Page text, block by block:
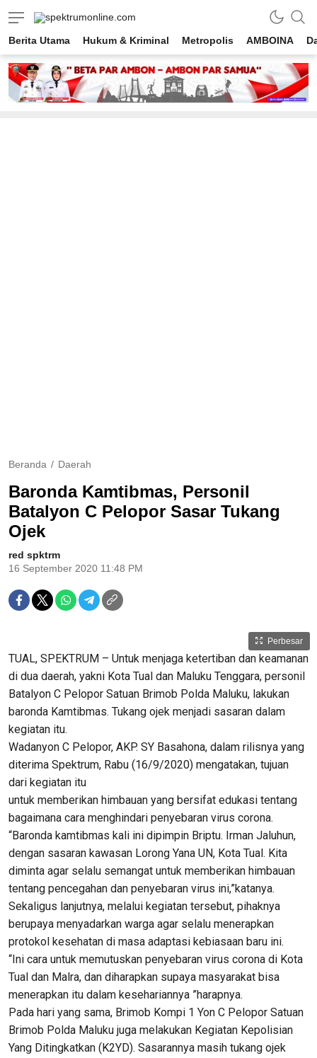
spektrumonline.com
Berita Utama Hukum & Kriminal Metropolis AMBOINA
Beranda Daerah
Baronda Kamtibmas, Personil
Batalyon C Pelopor Sasar Tukang
Ojek
red spktrm
16 September 2020 11:48 PM
Perbesar
TUAL, SPEKTRUM – Untuk menjaga ketertiban dan keamanan
di dua daerah, yakni Kota Tual dan Maluku Tenggara, personil
Batalyon C Pelopor Satuan Brimob Polda Maluku, lakukan
baronda Kamtibmas. Tukang ojek menjadi sasaran dalam
kegiatan itu.
Wadanyon C Pelopor, AKP. SY Basahona, dalam rilisnya yang
diterima Spektrum, Rabu (16/9/2020) mengatakan, tujuan
dari kegiatan itu
untuk memberikan himbauan yang bersifat edukasi tentang
bagaimana cara menghindari penyebaran virus corona.
“Baronda kamtibmas kali ini dipimpin Briptu. Irman Jaluhun,
dengan sasaran kawasan Lorong Yana UN, Kota Tual. Kita
diminta agar selalu semangat untuk memberikan himbauan
tentang pencegahan dan penyebaran virus ini,”katanya.
Sekaligus lanjutnya, melalui kegiatan tersebut, pihaknya
berupaya menyadarkan warga agar selalu menerapkan
protokol kesehatan di masa adaptasi kebiasaan baru ini.
“Ini cara untuk memutuskan penyebaran virus corona di Kota
Tual dan Malra, dan diharapkan supaya masyarakat bisa
menerapkan itu dalam kesehariannya ”harapnya.
Pada hari yang sama, Brimob Kompi 1 Yon C Pelopor Satuan
Brimob Polda Maluku juga melakukan Kegiatan Kepolisian
Yang Ditingkatkan (K2YD). Sasarannya masih tukang ojek